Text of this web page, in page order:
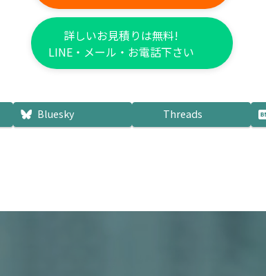
詳しいお見積りは無料!
LINE・メール・お電話下さい
Bluesky Threads